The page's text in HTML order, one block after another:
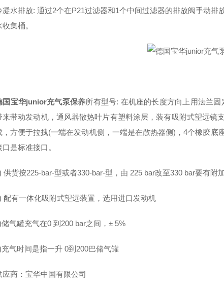
排放: 通过2个在P21过滤器和1个中间过滤器的排放阀手动排
集桶。
国宝华junior充气泵保养所有型号: 在机座的长度方向上用法兰
来带动发动机，通风器散热叶片有塑料涂层，装有吸附式望远镜
，方便于拉拽(一端在发动机侧，一端是在散热器侧)，4个橡胶底
是标准接口。
按225-bar-型或者330-bar-型，由 225 bar改至330 bar要有附
一体化吸附式望远装置，选用进口发动机
罐充气在0 到200 bar之间，± 5%
时间是指一升 0到200巴储气罐
：宝华中国有限公司